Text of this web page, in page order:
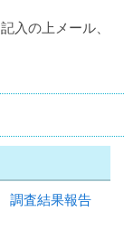
入の上メール、
調査結果報告